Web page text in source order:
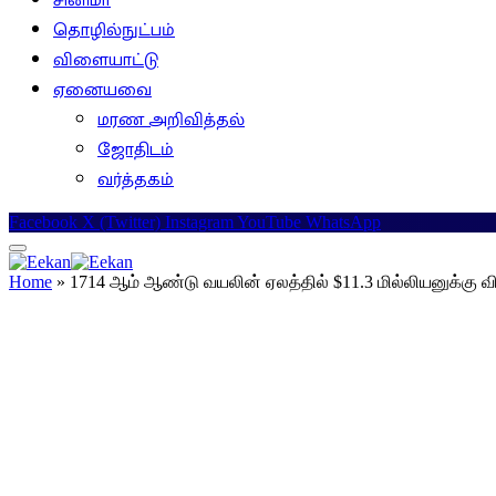
தொழில்நுட்பம்
விளையாட்டு
ஏனையவை
மரண அறிவித்தல்
ஜோதிடம்
வர்த்தகம்
Facebook X (Twitter) InstagramYouTube WhatsApp
Home » 1714 ஆம் ஆண்டு வயலின் ஏலத்தில் $11.3 மில்லியனுக்கு